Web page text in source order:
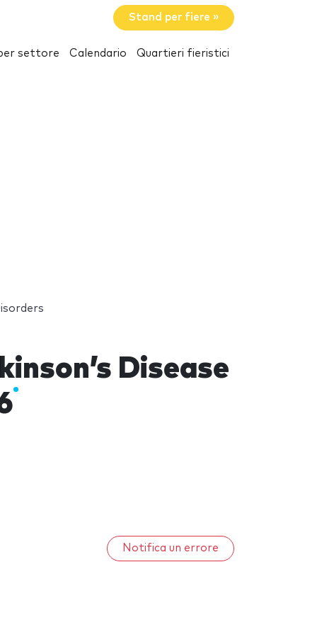
Stand per fiere »
settore Calendario Quartieri fieristici
Disease
Notifica un errore